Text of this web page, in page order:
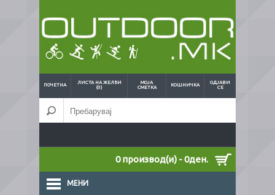
ПОЧЕТНА
ЛИСТА НА ЖЕЛБИ
(0)
МОЈА
СМЕТКА
КОШНИЧКА
ОДЈАВИ
СЕ
0 производ(и) - 0ден.
МЕНИ